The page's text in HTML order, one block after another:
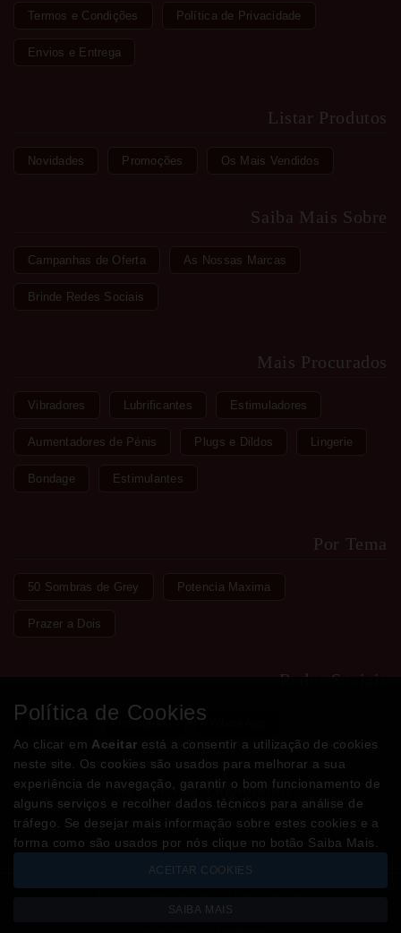
Termos e Condições Política de Privacidade
Envios e Entrega
Listar Produtos
Novidades Promoções Os Mais Vendidos
Saiba Mais Sobre
Campanhas de Oferta As Nossas Marcas
Brinde Redes Sociais
Mais Procurados
Vibradores Lubrificantes Estimuladores
Aumentadores de Pénis Plugs e Dildos Lingerie
Bondage Estimulantes
Por Tema
50 Sombras de Grey Potencia Maxima
Prazer a Dois
Redes Sociais
Facebook Instagram
Métodos de Pagamento
Copyright © LOJADODESEJO.pt 2026
Política de Cookies
Ao clicar em Aceitar está a consentir a utilização de cookies
neste site. Os cookies são usados para melhorar a sua
experiência de navegação, garantir o bom funcionamento de
alguns serviços e recolher dados técnicos para análise de
tráfego. Se desejar mais informação sobre estes cookies e a
forma como são usados por nós clique no botão Saiba Mais.
ACEITAR COOKIES
SAIBA MAIS